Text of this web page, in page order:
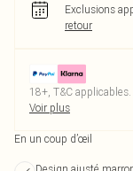
Exclusions
retour
18+, T&C
Voir plus
En un coup d’œil